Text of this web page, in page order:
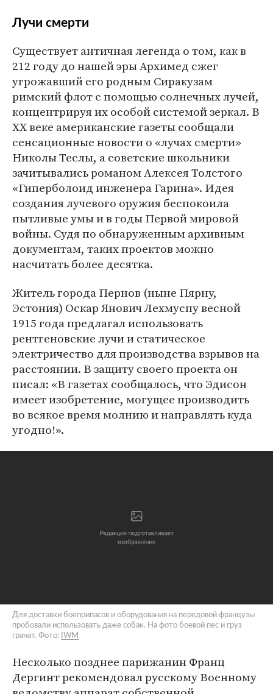
Лучи смерти
Существует античная легенда о том, как в
212 году до нашей эры Архимед сжег
угрожавший его родным Сиракузам
римский флот с помощью солнечных лучей,
концентрируя их особой системой зеркал. В
ХХ веке американские газеты сообщали
сенсационные новости о «лучах смерти»
Николы Теслы, а советские школьники
зачитывались романом Алексея Толстого
«Гиперболоид инженера Гарина». Идея
создания лучевого оружия беспокоила
пытливые умы и в годы Первой мировой
войны. Судя по обнаруженным архивным
документам, таких проектов можно
насчитать более десятка.
Житель города Пернов (ныне Пярну,
Эстония) Оскар Янович Лехмуспу весной
1915 года предлагал использовать
рентгеновские лучи и статическое
электричество для производства взрывов на
расстоянии. В защиту своего проекта он
писал: «В газетах сообщалось, что Эдисон
имеет изобретение, могущее производить
во всякое время молнию и направлять куда
угодно!».
Для доставки боеприпасов и оборудования на передовой французы
пробовали использовать даже собак. На фото боевой пес и груз
гранат. Фото: IWM
Несколько позднее парижанин Франц
Дергинт рекомендовал русскому Военному